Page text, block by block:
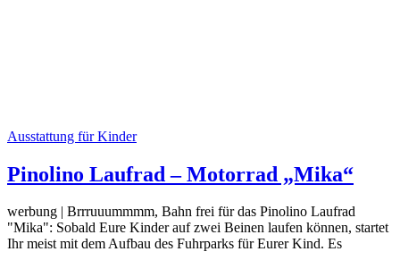
Ausstattung für Kinder
Pinolino Laufrad – Motorrad „Mika“
werbung | Brrruuummmm, Bahn frei für das Pinolino Laufrad
"Mika": Sobald Eure Kinder auf zwei Beinen laufen können, startet
Ihr meist mit dem Aufbau des Fuhrparks für Eurer Kind. Es